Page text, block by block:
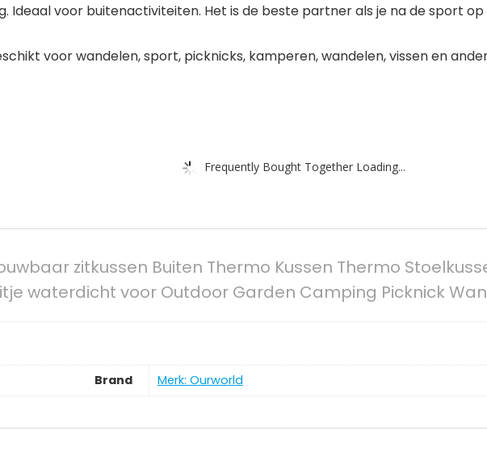
Ideaal voor buitenactiviteiten. Het is de beste partner als je na de sport
voor wandelen, sport, picknicks, kamperen, wandelen, vissen en
Frequently Bought Together Loading...
zitkussen Buiten Thermo Kussen Thermo
waterdicht voor Outdoor Garden Camping Picknick
Brand Merk: Ourworld